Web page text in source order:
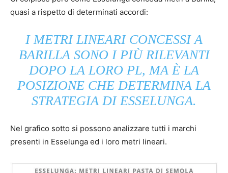
quasi a rispetto di determinati accordi:
I METRI LINEARI CONCESSI A
BARILLA SONO I PIÙ RILEVANTI
DOPO LA LORO PL, MA È LA
POSIZIONE CHE DETERMINA LA
STRATEGIA DI ESSELUNGA.
Nel grafico sotto si possono analizzare tutti i marchi
presenti in Esselunga ed i loro metri lineari.